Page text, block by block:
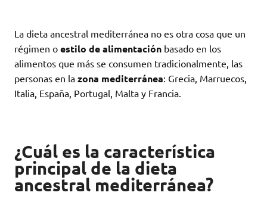
La dieta ancestral mediterránea no es otra cosa que un
régimen o estilo de alimentación basado en los
alimentos que más se consumen tradicionalmente, las
personas en la zona mediterránea: Grecia, Marruecos,
Italia, España, Portugal, Malta y Francia.
¿Cuál es la característica
principal de la dieta
ancestral mediterránea?